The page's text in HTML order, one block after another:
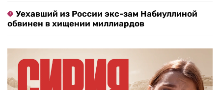
Уехавший из России экс-зам Набиуллиной
обвинен в хищении миллиардов